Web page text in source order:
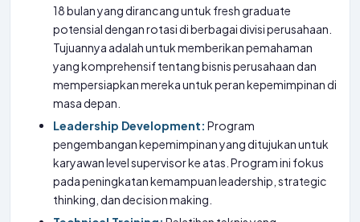
18 bulan yang dirancang untuk fresh graduate
potensial dengan rotasi di berbagai divisi perusahaan.
Tujuannya adalah untuk memberikan pemahaman
yang komprehensif tentang bisnis perusahaan dan
mempersiapkan mereka untuk peran kepemimpinan di
masa depan.
Leadership Development: Program
pengembangan kepemimpinan yang ditujukan untuk
karyawan level supervisor ke atas. Program ini fokus
pada peningkatan kemampuan leadership, strategic
thinking, dan decision making.